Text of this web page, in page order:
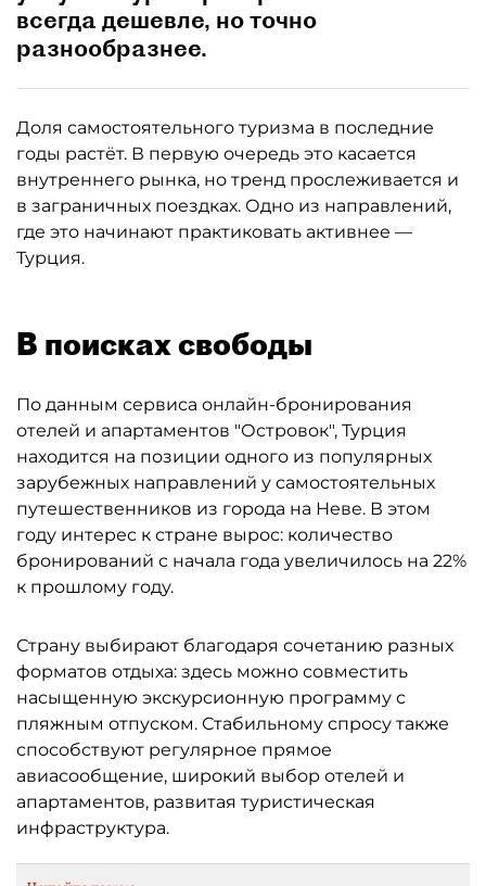
всегда дешевле, но точно
разнообразнее.
Доля самостоятельного туризма в последние
годы растёт. В первую очередь это касается
внутреннего рынка, но тренд прослеживается и
в заграничных поездках. Одно из направлений,
где это начинают практиковать активнее —
Турция.
В поисках свободы
По данным сервиса онлайн-бронирования
отелей и апартаментов "Островок", Турция
находится на позиции одного из популярных
зарубежных направлений у самостоятельных
путешественников из города на Неве. В этом
году интерес к стране вырос: количество
бронирований с начала года увеличилось на 22%
к прошлому году.
Страну выбирают благодаря сочетанию разных
форматов отдыха: здесь можно совместить
насыщенную экскурсионную программу с
пляжным отпуском. Стабильному спросу также
способствуют регулярное прямое
авиасообщение, широкий выбор отелей и
апартаментов, развитая туристическая
инфраструктура.